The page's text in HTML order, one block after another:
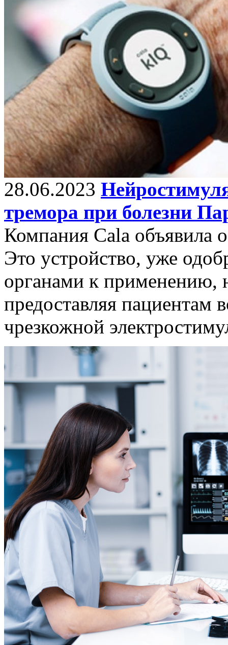
28.06.2023
тремора при болезни
Компания Cala объявила
Это устройство, уже
органами к применению,
предоставляя пациентам
чрезкожной